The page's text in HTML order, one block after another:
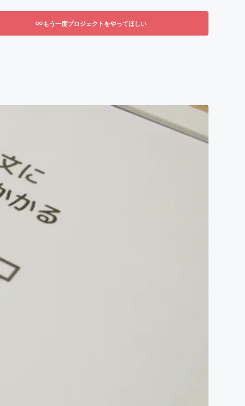
もう一度プロジェクトをやってほしい